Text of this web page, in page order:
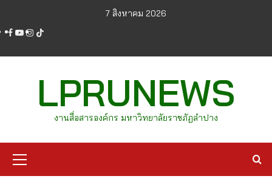
content
7 สิงหาคม 2026
facebook
youtube
instagram
tiktok
LPRUNEWS
งานสื่อสารองค์กร มหาวิทยาลัยราชภัฏลำปาง
Menu